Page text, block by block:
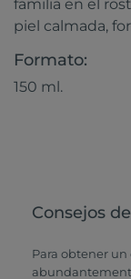
familia en el
piel calmada,
Formato:
150 ml.
Consejos
Para obtener